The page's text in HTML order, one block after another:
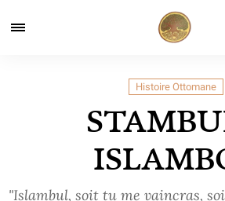
Histoire Ottomane
"Islambul, soit tu me vaincras,